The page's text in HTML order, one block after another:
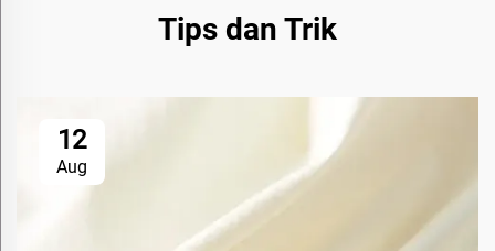
Tips dan Trik
12
Aug